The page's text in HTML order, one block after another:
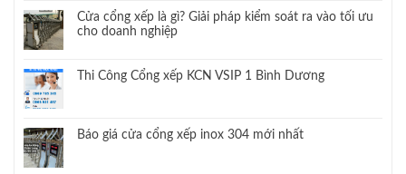
Cửa cổng xếp là gì? Giải pháp kiểm soát ra vào tối ưu
cho doanh nghiệp
Thi Công Cổng xếp KCN VSIP 1 Bình Dương
Báo giá cửa cổng xếp inox 304 mới nhất